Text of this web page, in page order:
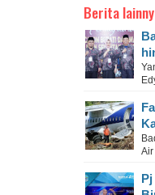
Berita